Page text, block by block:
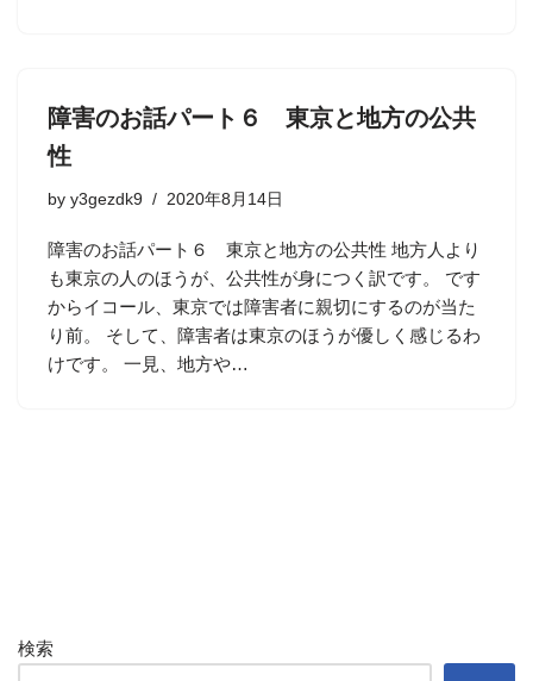
障害のお話パート６ 東京と地方の公共
性
by y3gezdk9 2020年8月14日
障害のお話パート６ 東京と地方の公共性 地方人より
も東京の人のほうが、公共性が身につく訳です。 です
からイコール、東京では障害者に親切にするのが当た
り前。 そして、障害者は東京のほうが優しく感じるわ
けです。 一見、地方や…
検索